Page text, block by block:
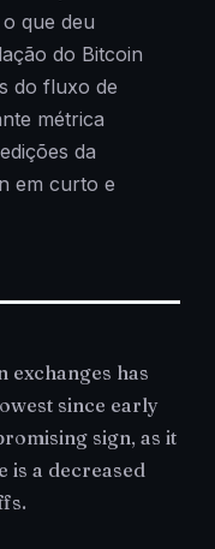
que deu
do Bitcoin
do fluxo de
métrica
da
em curto e
exchanges has
since early
sign, as it
is a decreased